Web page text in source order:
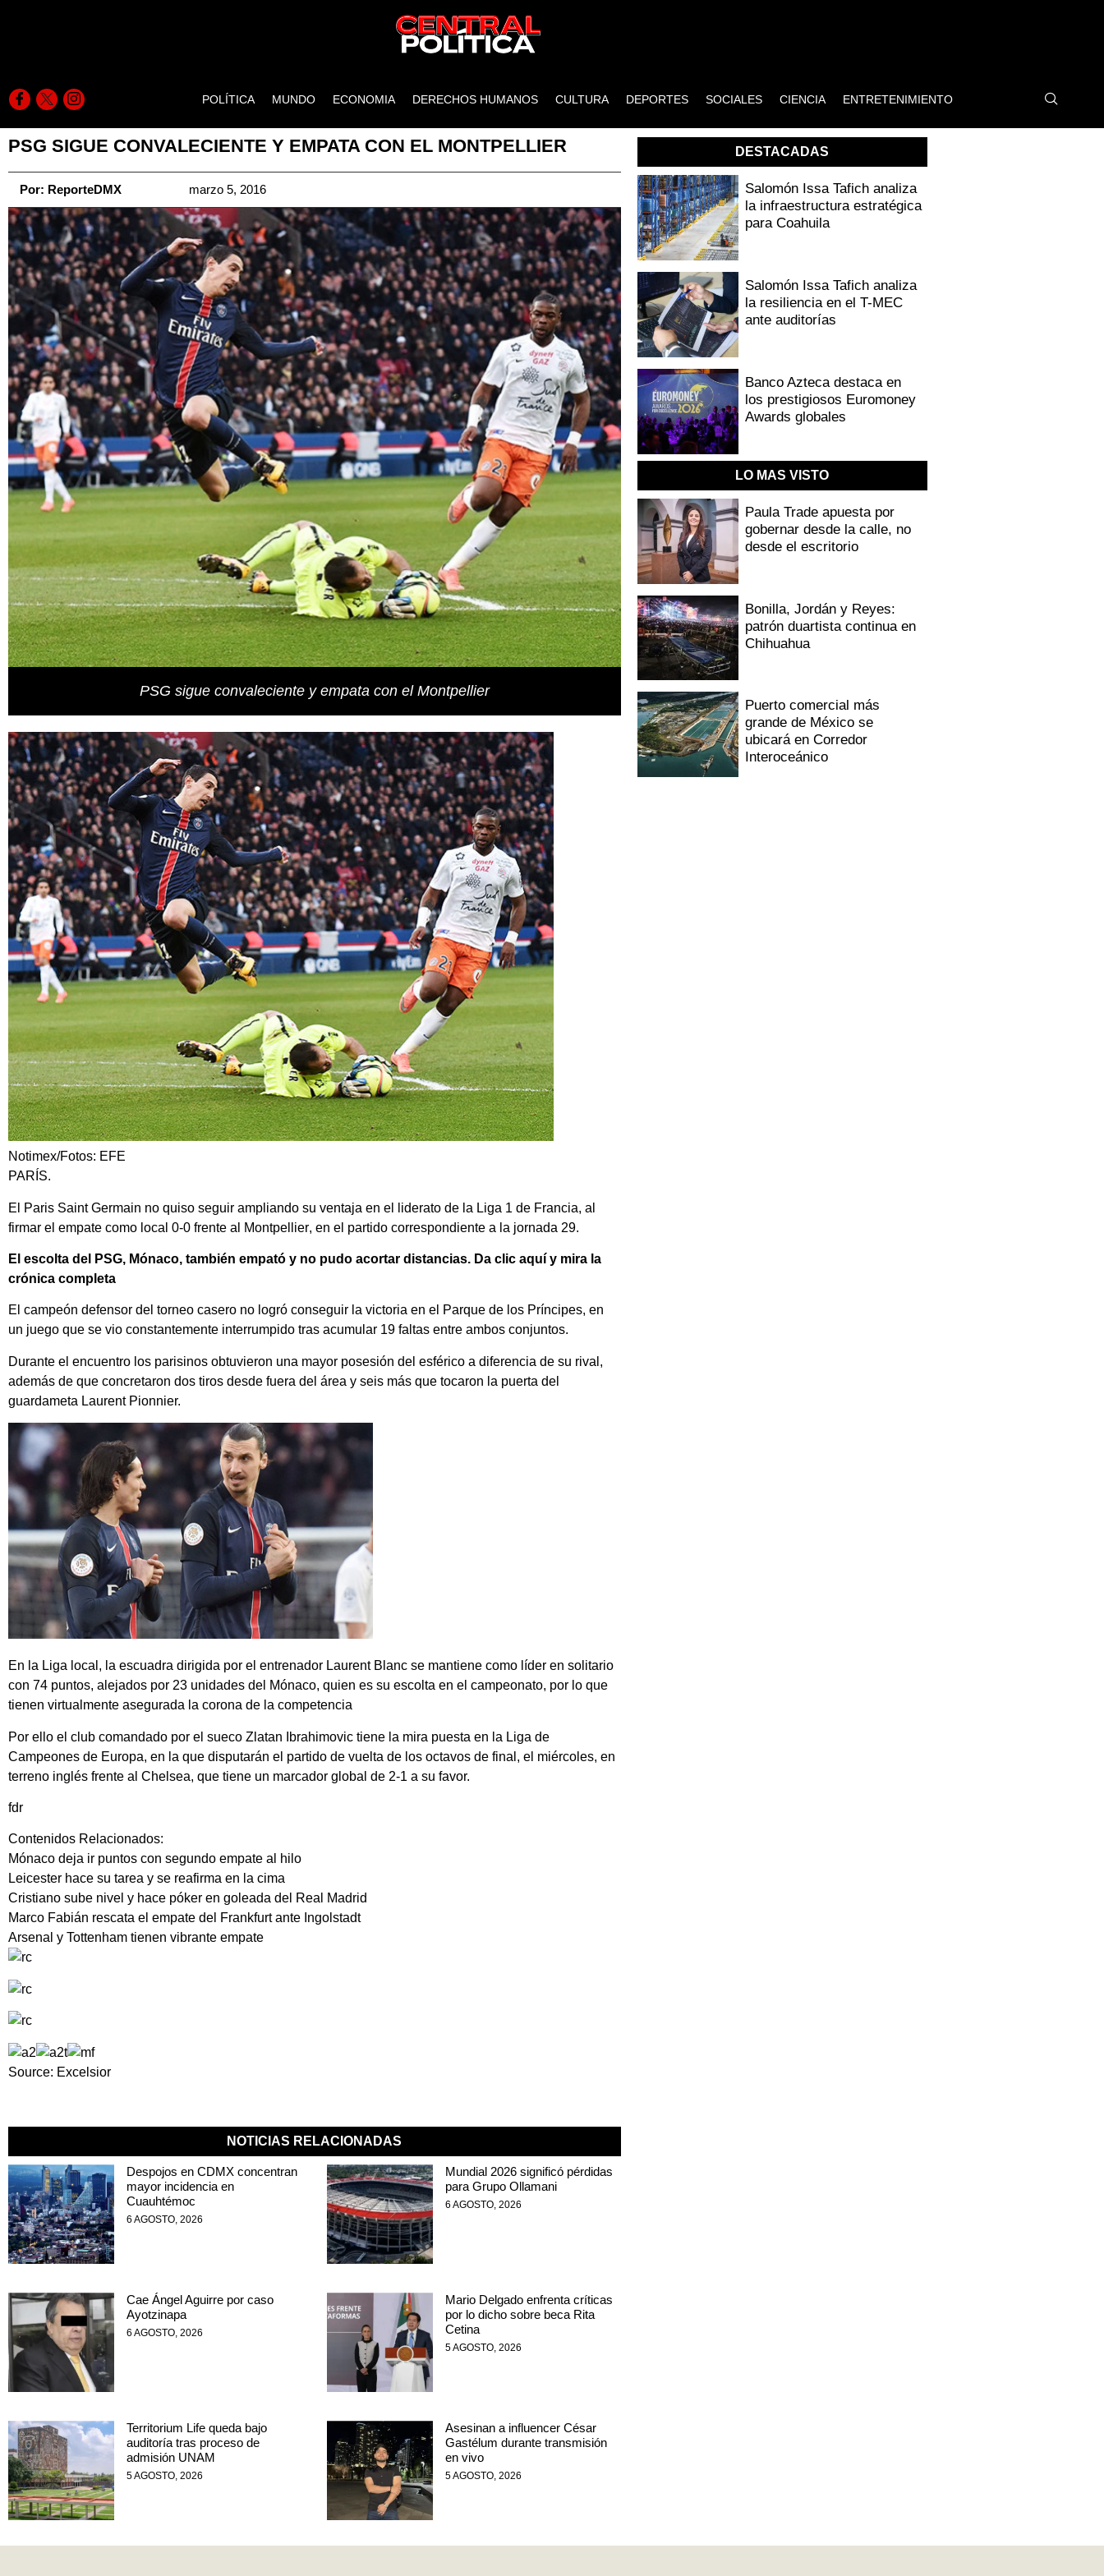
POLÍTICA MUNDO ECONOMIA DERECHOS HUMANOS CULTURA DEPORTES SOCIALES CIENCIA ENTRETENIMIENTO
PSG SIGUE CONVALECIENTE Y EMPATA CON EL MONTPELLIER
Por: ReporteDMX marzo 5, 2016
PSG sigue convaleciente y empata con el Montpellier
Notimex/Fotos: EFE
PARÍS.
El Paris Saint Germain no quiso seguir ampliando su ventaja en el liderato de la Liga 1 de Francia, al
firmar el empate como local 0-0 frente al Montpellier, en el partido correspondiente a la jornada 29.
El escolta del PSG, Mónaco, también empató y no pudo acortar distancias. Da clic aquí y mira la
crónica completa
El campeón defensor del torneo casero no logró conseguir la victoria en el Parque de los Príncipes, en
un juego que se vio constantemente interrumpido tras acumular 19 faltas entre ambos conjuntos.
Durante el encuentro los parisinos obtuvieron una mayor posesión del esférico a diferencia de su rival ,
además de que concretaron dos tiros desde fuera del área y seis más que tocaron la puerta del
guardameta Laurent Pionnier.
En la Liga local, la escuadra dirigida por el entrenador Laurent Blanc se mantiene como líder en solitario
con 74 puntos, alejados por 23 unidades del Mónaco, quien es su escolta en el campeonato, por lo que
tienen virtualmente asegurada la corona de la competencia
Por ello el club comandado por el sueco Zlatan Ibrahimovic tiene la mira puesta en la Liga de
Campeones de Europa, en la que disputarán el partido de vuelta de los octavos de final, el miércoles, en
terreno inglés frente al Chelsea, que tiene un marcador global de 2-1 a su favor.
fdr
Contenidos Relacionados:
Mónaco deja ir puntos con segundo empate al hilo
Leicester hace su tarea y se reafirma en la cima
Cristiano sube nivel y hace póker en goleada del Real Madrid
Marco Fabián rescata el empate del Frankfurt ante Ingolstadt
Arsenal y Tottenham tienen vibrante empate
Source: Excelsior
NOTICIAS RELACIONADAS
Despojos en CDMX concentran
mayor incidencia en
Cuauhtémoc
6 AGOSTO, 2026
Mundial 2026 significó pérdidas
para Grupo Ollamani
6 AGOSTO, 2026
Cae Ángel Aguirre por caso
Ayotzinapa
6 AGOSTO, 2026
Mario Delgado enfrenta críticas
por lo dicho sobre beca Rita
Cetina
5 AGOSTO, 2026
Territorium Life queda bajo
auditoría tras proceso de
admisión UNAM
5 AGOSTO, 2026
Asesinan a influencer César
Gastélum durante transmisión
en vivo
5 AGOSTO, 2026
DESTACADAS
Salomón Issa Tafich analiza
la infraestructura estratégica
para Coahuila
Salomón Issa Tafich analiza
la resiliencia en el T-MEC
ante auditorías
Banco Azteca destaca en
los prestigiosos Euromoney
Awards globales
LO MAS VISTO
Paula Trade apuesta por
gobernar desde la calle, no
desde el escritorio
Bonilla, Jordán y Reyes:
patrón duartista continua en
Chihuahua
Puerto comercial más
grande de México se
ubicará en Corredor
Interoceánico